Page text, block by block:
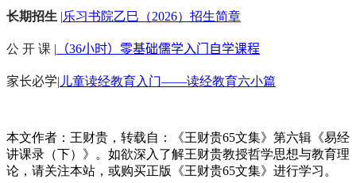
长期招生 |乐习书院乙巳（2026）招生简章
公 开 课 | （36小时）零基础儒学入门自学课程
家长必学| 儿童读经教育入门——读经教育六小篇
本文作者：王财贵，转载自：《王财贵65文集》第六辑《易经
讲课录（下）》。如欲深入了解王财贵教授哲学思想与教育理
论，请关注本站，或购买正版《王财贵65文集》进行学习。